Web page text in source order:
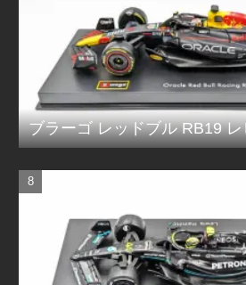
ブラーゴ レッドブル RB19